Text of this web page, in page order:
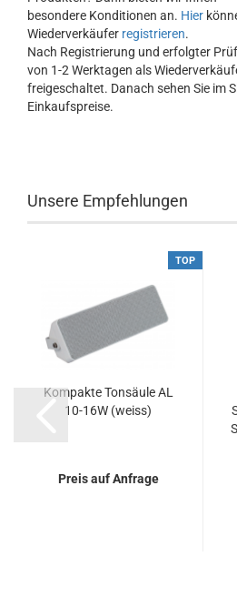
besondere Konditionen an. Hier
Wiederverkäufer registrieren.
Nach Registrierung und erfolgter
von 1-2 Werktagen als
freigeschaltet. Danach sehen Sie im
Einkaufspreise.
Unsere Empfehlungen
TOP
Kompakte Tonsäule AL
10-16W (weiss)
Preis auf Anfrage